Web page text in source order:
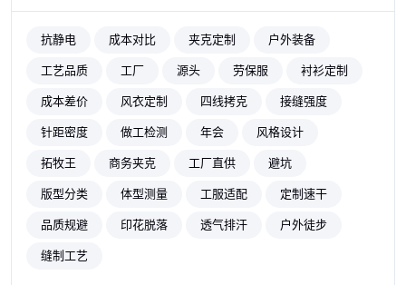
抗静电 成本对比 夹克定制
户外装备
工艺品质
工厂 源头 劳保服
衬衫定制
成本差价
风衣定制 四线拷克
接缝强度
针距密度
做工检测 年会
风格设计
拓牧王
商务夹克 工厂直供
避坑
版型分类
体型测量 工服适配
定制速干
品质规避
印花脱落 透气排汗
户外徒步
缝制工艺